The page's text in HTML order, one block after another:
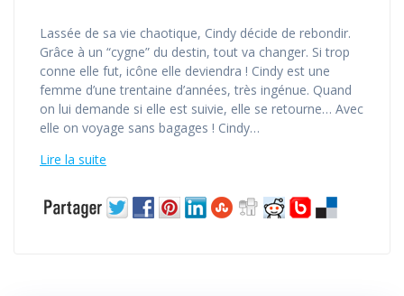
Lassée de sa vie chaotique, Cindy décide de rebondir.
Grâce à un “cygne” du destin, tout va changer. Si trop
conne elle fut, icône elle deviendra ! Cindy est une
femme d’une trentaine d’années, très ingénue. Quand
on lui demande si elle est suivie, elle se retourne… Avec
elle on voyage sans bagages ! Cindy…
Lire la suite